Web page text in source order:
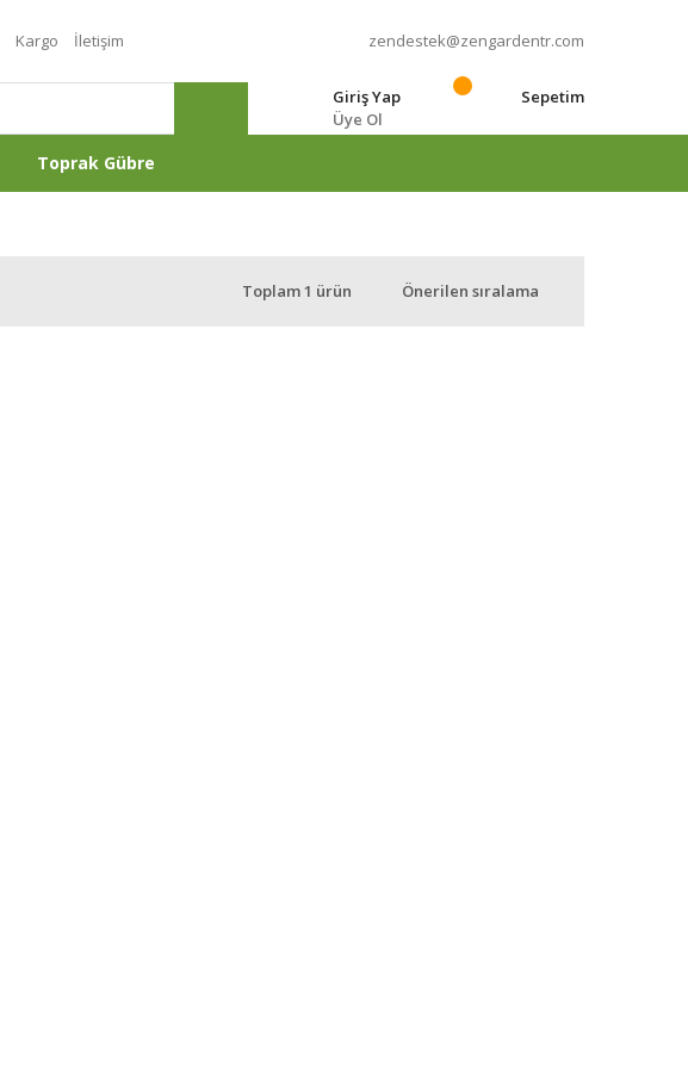
Kargo İletişim zendestek@zengardentr.com
Giriş Yap
Üye Ol
Sepetim
Toprak Gübre
Toplam 1 ürün